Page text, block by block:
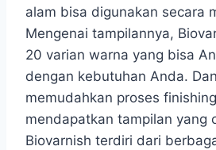
alam bisa digunakan secara
Mengenai tampilannya,
20 varian warna yang bisa
dengan kebutuhan Anda.
memudahkan proses
mendapatkan tampilan yang
Biovarnish terdiri dari